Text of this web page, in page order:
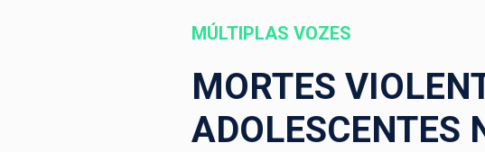
MÚLTIPLAS VOZES
MORTES
ADOLESCENTES